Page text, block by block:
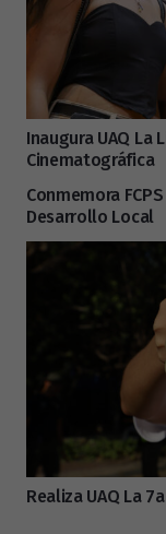
Inaugura UAQ La
Cinematográfica
Conmemora
Desarrollo Local
Realiza UAQ La